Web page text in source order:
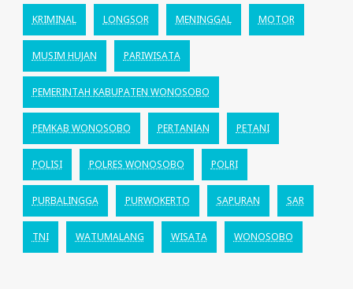
KRIMINAL LONGSOR MENINGGAL MOTOR
MUSIM HUJAN PARIWISATA
PEMERINTAH KABUPATEN WONOSOBO
PEMKAB WONOSOBO PERTANIAN PETANI
POLISI POLRES WONOSOBO POLRI
PURBALINGGA PURWOKERTO SAPURAN SAR
TNI WATUMALANG WISATA WONOSOBO